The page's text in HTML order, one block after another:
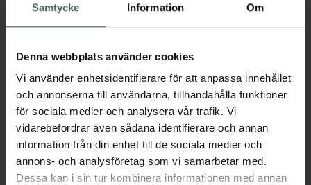
Samtycke Information Om
Denna webbplats använder cookies
Vi använder enhetsidentifierare för att anpassa innehållet
och annonserna till användarna, tillhandahålla funktioner
för sociala medier och analysera vår trafik. Vi
vidarebefordrar även sådana identifierare och annan
information från din enhet till de sociala medier och
annons- och analysföretag som vi samarbetar med.
Dessa kan i sin tur kombinera informationen med annan
Köp via ditt recept
Aktuella erbjudanden
Beskrivning
Läs alltid bipacksedeln innan
användning.